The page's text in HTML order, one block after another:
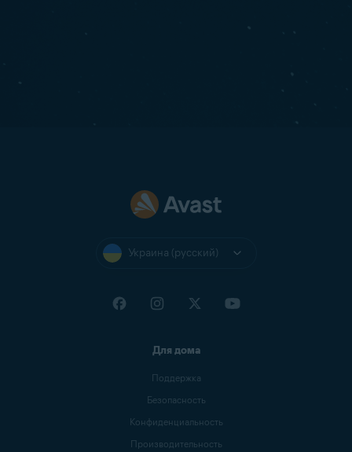
Украина (русский)
Для дома
Поддержка
Безопасность
Конфиденциальность
Производительность